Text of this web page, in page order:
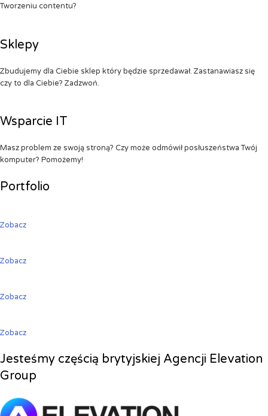
Tworzeniu contentu?
Sklepy
Zbudujemy dla Ciebie sklep który będzie sprzedawał. Zastanawiasz się
czy to dla Ciebie? Zadzwoń.
Wsparcie IT
Masz problem ze swoją stroną? Czy może odmówił posłuszeństwa Twój
komputer? Pomożemy!
Portfolio
Zobacz
Zobacz
Zobacz
Zobacz
Jesteśmy częścią brytyjskiej Agencji Elevation
Group